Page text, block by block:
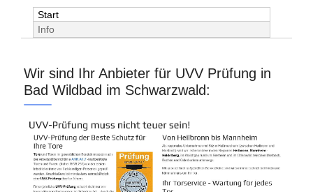
Start
Info
Wir sind Ihr Anbieter für UVV Prüfung in
Bad Wildbad im Schwarzwald: